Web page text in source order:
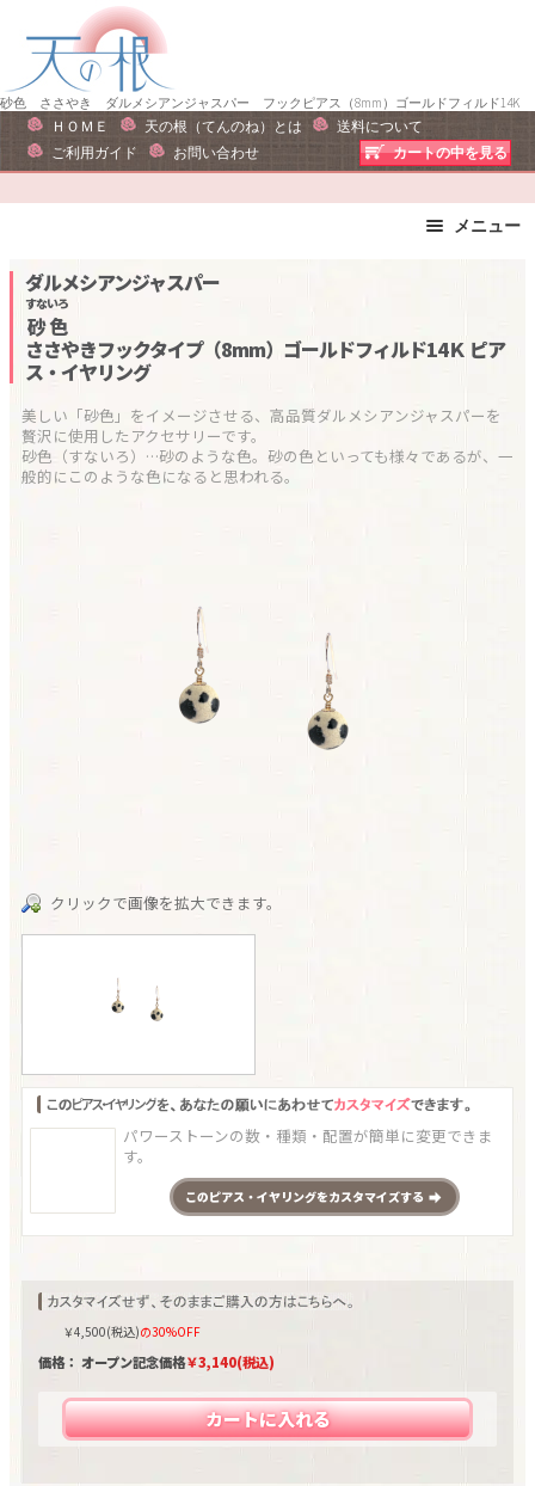
ー
ン
砂色 ささやき ダルメシアンジャスパー フックピアス（8mm）ゴールドフィルド14K
ＨＯＭＥ 天の根（てんのね）とは
送料について
ご利用ガイド
お問い合わせ カートの中を見る
メニュー
ピアス・イヤリング
リング
運勢で選ぶ
誕生石で選ぶ
干支石で選ぶ
星座石で選ぶ
石の名前で選ぶ
ダルメシアンジャスパー
砂色
すないろ
ささやきフックタイプ（8mm）ゴールドフィルド14Ｋ ピア
ス・イヤリング
美しい「砂色」をイメージさせる、高品質ダルメシアンジャスパーを
贅沢に使用したアクセサリーです。
砂色（すないろ）…砂のような色。砂の色といっても様々であるが、一
般的にこのような色になると思われる。
クリックで画像を拡大できます。
パワーストーンの数・種類・配置が簡単に変更できま
す。
このピアス・イヤリングをカスタマイズする
￥4,500(税込)の30%OFF
価格： オープン記念価格￥3,140(税込)
カートに入れる